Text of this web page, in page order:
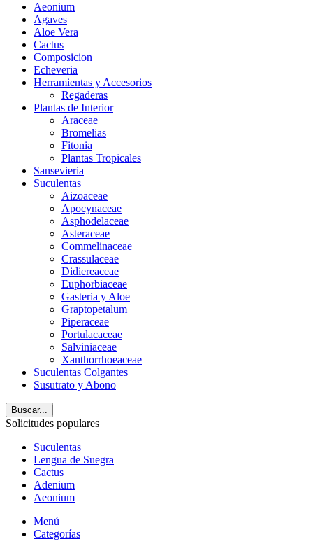
Aeonium
Agaves
Aloe Vera
Cactus
Composicion
Echeveria
Herramientas y Accesorios
Regaderas
Plantas de Interior
Araceae
Bromelias
Fitonia
Plantas Tropicales
Sansevieria
Suculentas
Aizoaceae
Apocynaceae
Asphodelaceae
Asteraceae
Commelinaceae
Crassulaceae
Didiereaceae
Euphorbiaceae
Gasteria y Aloe
Graptopetalum
Piperaceae
Portulacaceae
Salviniaceae
Xanthorrhoeaceae
Suculentas Colgantes
Susutrato y Abono
Buscar...
Solicitudes populares
Suculentas
Lengua de Suegra
Cactus
Adenium
Aeonium
Menú
Categorías